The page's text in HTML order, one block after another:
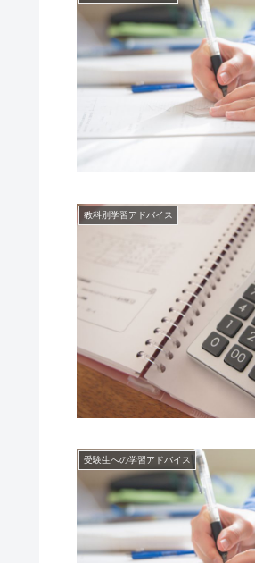
教科別学習アドバイス
受験生への学習アドバイス